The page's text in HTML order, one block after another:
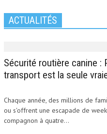
ACTUALITÉS
Sécurité routière canine :
transport est la seule
Chaque année, des millions de
ou s'offrent une escapade de
compagnon à quatre...